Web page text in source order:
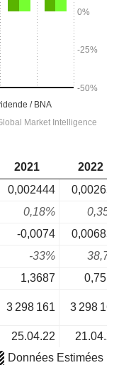
2021
2022
0,002444
0,18%
-0,0074
-33%
1,3687
3 298 161 3 298
25.04.22
Données Estimées